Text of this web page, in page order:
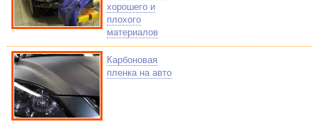
хорошего и
плохого
материалов
Карбоновая
пленка на авто